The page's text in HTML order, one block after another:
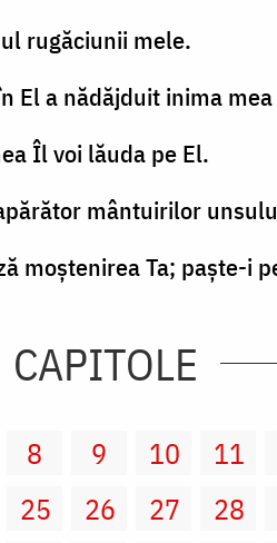
rugăciunii mele.
El a nădăjduit inima
Îl voi lăuda pe El.
mântuirilor
moştenirea Ta; paşte-i
CAPITOLE
8 9 10 11
25 26 27 28